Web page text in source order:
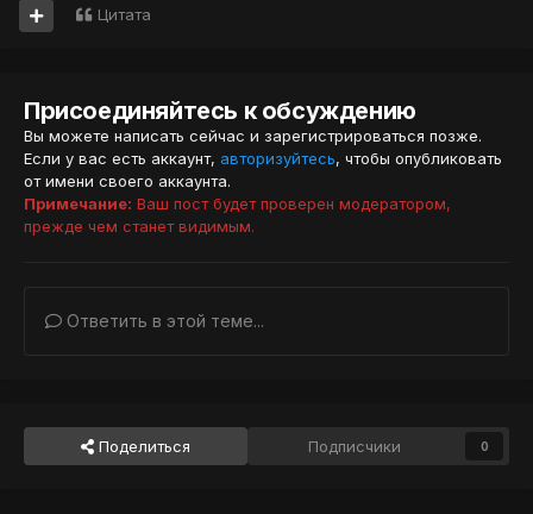
Цитата
Присоединяйтесь к обсуждению
Вы можете написать сейчас и зарегистрироваться позже.
Если у вас есть аккаунт, авторизуйтесь, чтобы опубликовать
от имени своего аккаунта.
Примечание: Ваш пост будет проверен модератором,
прежде чем станет видимым.
Ответить в этой теме...
Поделиться Подписчики 0